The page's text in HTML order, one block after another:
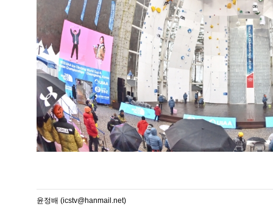
윤정배 (icstv@hanmail.net)